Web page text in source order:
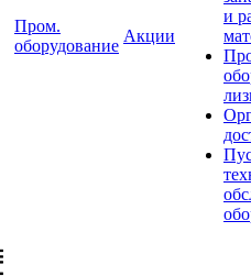
Пром.
оборудование
Акции
и